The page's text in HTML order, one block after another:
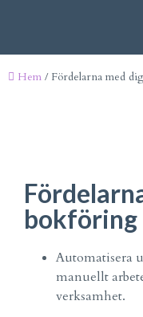
Hem / Fördelarna med
bokföring
Automatisera
manuellt
verksamhet.